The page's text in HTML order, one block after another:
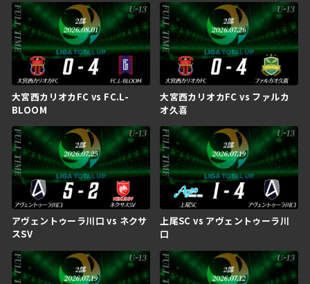
大宮西カリオカFC vs FC.L-
BLOOM
大宮西カリオカFC vs ファルカ
オ久喜
アヴェントゥーラ川口 vs ネクサ
スSV
上尾SC vs アヴェントゥーラ川
口